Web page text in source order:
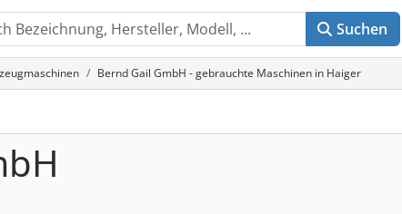
Suchen
Bernd Gail GmbH - gebrauchte Maschinen in Haiger